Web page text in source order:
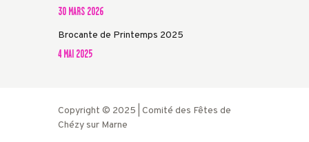
30 MARS 2026
Brocante de Printemps 2025
4 MAI 2025
Copyright © 2025 | Comité des Fêtes de
Chézy sur Marne